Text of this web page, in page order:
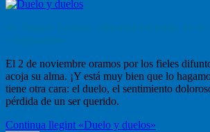
El 2 de noviembre oramos por los fieles
acoja su alma. ¡Y está muy bien que lo
tiene otra cara: el duelo, el sentimiento
pérdida de un ser querido.
Continua llegint «Duelo y duelos»